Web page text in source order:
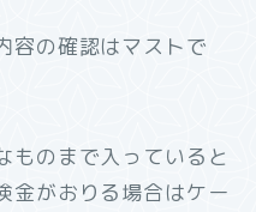
容の確認はマストで
ものまで入っていると
金がおりる場合はケー